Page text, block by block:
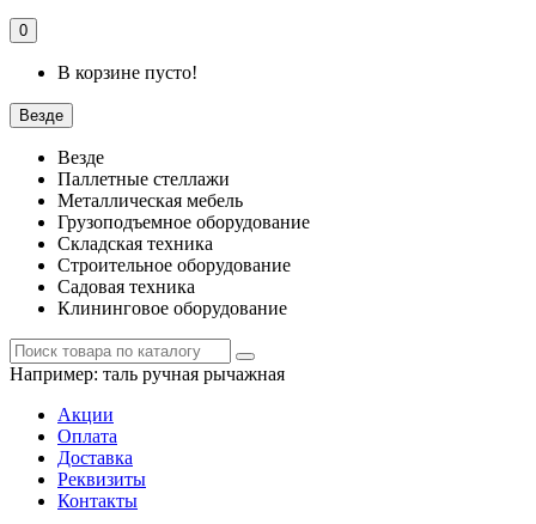
0
В корзине пусто!
Везде
Везде
Паллетные стеллажи
Металлическая мебель
Грузоподъемное оборудование
Складская техника
Строительное оборудование
Садовая техника
Клининговое оборудование
Например: таль ручная рычажная
Акции
Оплата
Доставка
Реквизиты
Контакты